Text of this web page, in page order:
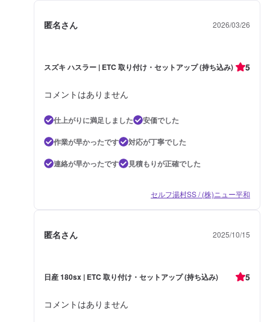
匿名さん 2026/03/26
スズキ ハスラー | ETC 取り付け・セットアップ (持ち込み) 5
コメントはありません
仕上がりに満足しました
安価でした
作業が早かったです
対応が丁寧でした
連絡が早かったです
見積もりが正確でした
セルフ湯村SS / (株)ニュー平和
匿名さん 2025/10/15
日産 180sx | ETC 取り付け・セットアップ (持ち込み) 5
コメントはありません